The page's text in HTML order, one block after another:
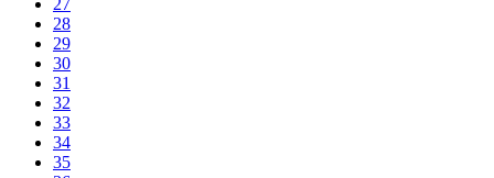
27
28
29
30
31
32
33
34
35